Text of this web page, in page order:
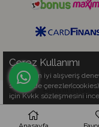
Kıbrıs'ın En
Armar
Çerez Kullanımı
Sizlere en iyi alışveriş
sitemizde
için Kvkk sözleşmesini